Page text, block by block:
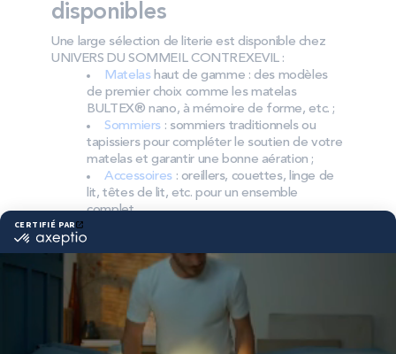
disponibles
Une large sélection de literie est disponible chez
UNIVERS DU SOMMEIL CONTREXEVIL :
Matelashaut de gamme : des modèles
de premier choix comme les matelas
BULTEX® nano, à mémoire de forme, etc. ;
Sommiers : sommiers traditionnels ou
tapissiers pour compléter le soutien de votre
matelas et garantir une bonne aération ;
Accessoires: oreillers, couettes, linge de
lit, têtes de lit, etc. pour un ensemble
complet.
Pourquoi choisir Bultex
comme literie ?
Bultex est l’une des marques préférées des
Français et la plus détenue*. Un savoir‑faire
reconnu, des mousses techniques et des finitions
soignées pour des nuits régulières.